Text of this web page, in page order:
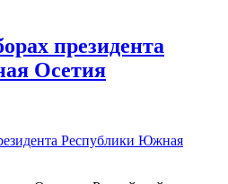
президента
Осетия